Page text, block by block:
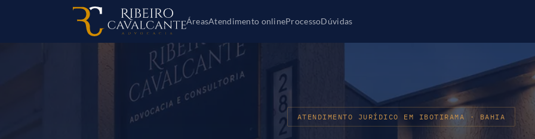
ÁreasAtendimento onlineProcessoDúvidas
ATENDIMENTO JURÍDICO EM IBOTIRAMA · BAHIA